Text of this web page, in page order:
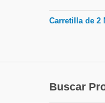
Carretilla de 2
Buscar